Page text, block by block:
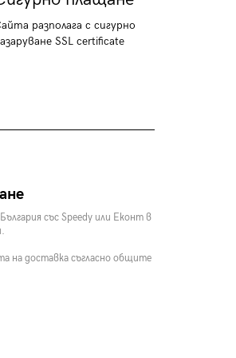
разполага с сигурно
SSL certificate
със Speedy или Еконт в
на доставка съгласно общите